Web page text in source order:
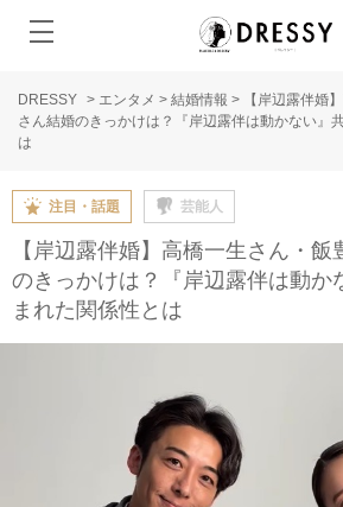
DRESSY > エンタメ > 結婚情報 >
【岸辺露伴婚
さん結婚のきっかけは？『岸辺露伴は動かない』
は
注目・話題 芸能人
【岸辺露伴婚】高橋一生さん・
のきっかけは？『岸辺露伴は動か
まれた関係性とは